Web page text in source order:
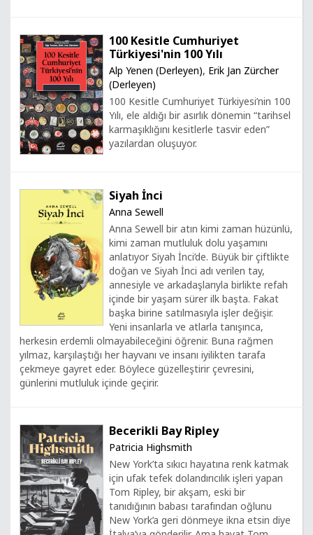
100 Kesitle Cumhuriyet
Türkiyesi'nin 100 Yılı
Alp Yenen (Derleyen), Erik Jan Zürcher
(Derleyen)
100 Kesitle Cumhuriyet Türkiyesi’nin 100
Yılı, ele aldığı bir asırlık dönemin “tarihsel
karmaşıklığını kesitlerle tasvir eden”
yazılardan oluşuyor.
Siyah İnci
Anna Sewell
Anna Sewell bir atın kimi zaman hüzünlü,
kimi zaman mutluluk dolu yaşamını
anlatıyor Siyah İnci’de. Büyük bir çiftlikte
doğan ve Siyah İnci adı verilen tay,
annesiyle ve arkadaşlarıyla birlikte refah
içinde bir yaşam sürer ilk başta. Fakat
başka birine satılmasıyla işler değişir.
Yeni insanlarla ve atlarla tanışınca,
herkesin erdemli olmayabileceğini öğrenir. Buna rağmen
yılmaz, karşılaştığı her hayvanı ve insanı iyilikten tarafa
çekmeye gayret eder. Böylece güzelleştirir çevresini,
günlerini mutluluk içinde geçirir.
Becerikli Bay Ripley
Patricia Highsmith
New York’ta sıkıcı hayatına renk katmak
için ufak tefek dolandırıcılık işleri yapan
Tom Ripley, bir akşam, eski bir
tanıdığının babası tarafından oğlunu
New York’a geri dönmeye ikna etsin diye